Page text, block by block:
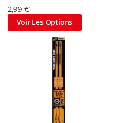
2,99 €
Voir Les Options